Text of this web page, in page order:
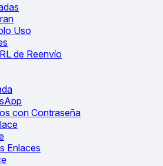
Uso
de Reenvío
con Contraseña
Enlaces